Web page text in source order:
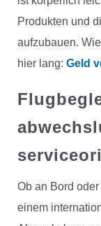
Produkten und
aufzubauen.
hier lang: Geld
Ob an Bord
einem